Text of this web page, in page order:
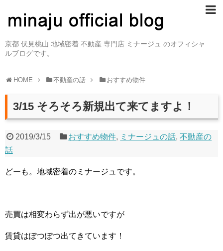
京都 伏見桃山 地域密着 不動産 専門店 ミナージュ のオフィシャ
ルブログです。
HOME 不動産の話 おすすめ物件
3/15 そろそろ新規出て来てますよ！
2019/3/15 おすすめ物件, ミナージュの話,不動産の
話
どーも。地域密着のミナージュです。
売買は相変わらず出が悪いですが
賃貸はぽつぽつ出てきています！